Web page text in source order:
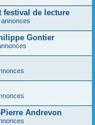
festival de lecture
annonces
Gontier
Andrevon